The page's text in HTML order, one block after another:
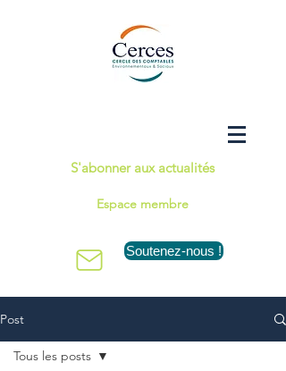
S'abonner aux actualités
Espace membre
Soutenez-nous !
Post
Tous les posts